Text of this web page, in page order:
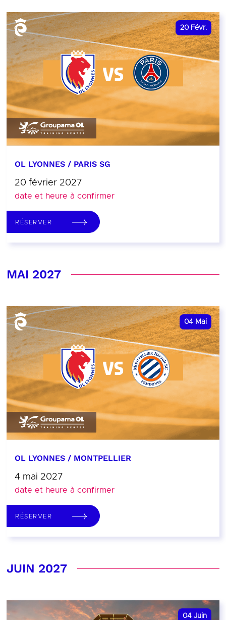
20 Févr.
OL LYONNES / PARIS SG
20 février 2027
date et heure à confirmer
RÉSERVER
MAI 2027
04 Mai
OL LYONNES / MONTPELLIER
4 mai 2027
date et heure à confirmer
RÉSERVER
JUIN 2027
04 Juin